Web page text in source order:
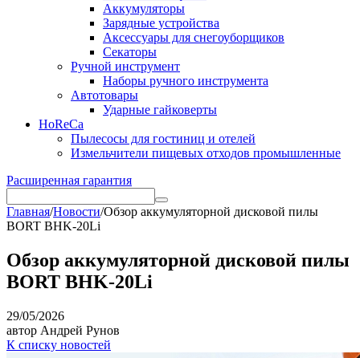
Аккумуляторы
Зарядные устройства
Аксессуары для снегоуборщиков
Секаторы
Ручной инструмент
Наборы ручного инструмента
Автотовары
Ударные гайковерты
HoReCa
Пылесосы для гостиниц и отелей
Измельчители пищевых отходов промышленные
Расширенная гарантия
Главная/Новости/Обзор аккумуляторной дисковой пилы
BORT BHK-20Li
Обзор аккумуляторной дисковой пилы
BORT BHK-20Li
29/05/2026
автор Андрей Рунов
К списку новостей